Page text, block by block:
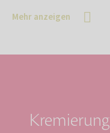
Mehr anzeigen